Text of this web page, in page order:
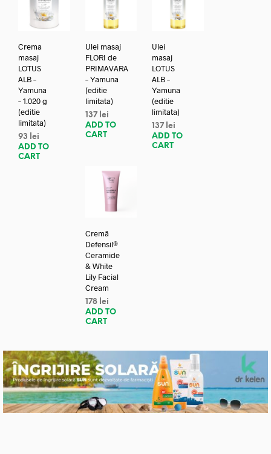
Crema
masaj
LOTUS
ALB –
Yamuna
– 1.020 g
(editie
limitata)
93
lei
ADD TO
CART
Ulei masaj
FLORI de
PRIMAVARA
– Yamuna
(editie
limitata)
137 lei
ADD TO
CART
Ulei
masaj
LOTUS
ALB –
Yamuna
(editie
limitata)
137 lei
ADD TO
CART
Cremă
Defensil®
Ceramide
& White
Lily Facial
Cream
178 lei
ADD TO
CART